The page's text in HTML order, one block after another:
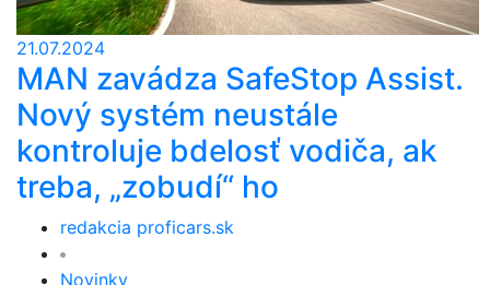
21.07.2024
MAN zavádza SafeStop Assist.
Nový systém neustále
kontroluje bdelosť vodiča, ak
treba, „zobudí“ ho
redakcia proficars.sk
Novinky